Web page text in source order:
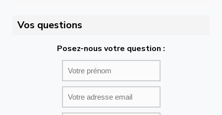
Vos questions
Posez-nous votre question :